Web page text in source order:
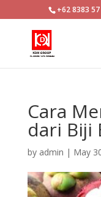
+62 8383
Cara
dari Biji
by admin | May